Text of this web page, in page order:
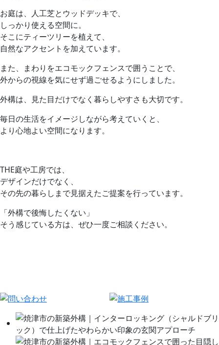
お庭は、人工芝とウッドデッキで、
しっかり使える空間に。
そこにティーツリーを植えて、
自然なアクセントを加えています。
また、まわりをエコモックフェンスで囲うことで、
外からの視線を気にせず過ごせるようにしました。
外構は、見た目だけでなく暮らしやすさも大切です。
毎日の生活をイメージしながら考えていくと、
より心地よい空間になります。
THE庭や工房では、
デザインだけでなく、
その先の暮らしまで見据えたご提案を行っています。
「外構で後悔したくない」
そう感じている方は、ぜひ一度ご相談ください。